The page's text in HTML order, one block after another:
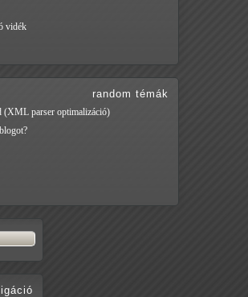
vidék
random témák
(XML parser optimalizáció)